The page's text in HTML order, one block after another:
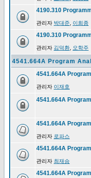
4190.310
관리자 박대준 이희종
4190.310
관리자 김덕환 오학주
4541.664A Program
4541.664A
관리자 이재호
4541.664A
4541.664A
관리자 로파스
4541.664A
관리자 최재승
4541.664A